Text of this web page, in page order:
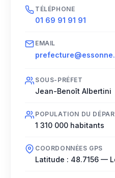
TÉLÉPHONE
01 69 91 91 91
EMAIL
SOUS-PRÉFET
Jean-Benoît Albertini
POPULATION DU
1 310 000 habitants
COORDONNÉES GPS
Latitude : 48.7156 —